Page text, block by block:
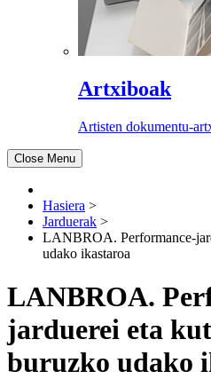
Artxiboak
Artisten dokumentu-
Close Menu
Hasiera >
Jarduerak >
LANBROA. Performance-
udako ikastaroa
LANBROA.
jarduerei eta
buruzko udako